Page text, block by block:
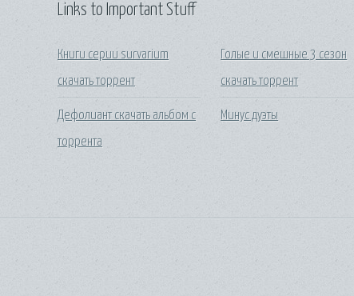
Links to Important Stuff
Книги серии survarium
скачать торрент
Дефолиант скачать альбом с
торрента
Голые и смешные 3 сезон
скачать торрент
Минус дуэты